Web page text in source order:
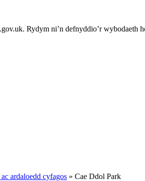
Rydym ni’n defnyddio’r
ardaloedd cyfagos » Cae Ddol Park